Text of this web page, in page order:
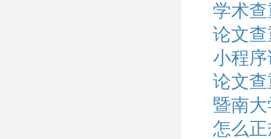
学术
论文
小程
论文
暨南
怎么